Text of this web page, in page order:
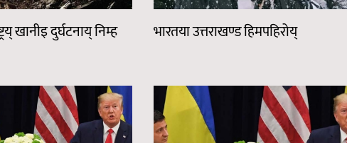
खानीइ दुर्घटनाय् निम्ह भारतया उत्तराखण्ड हिमपहिरोय्